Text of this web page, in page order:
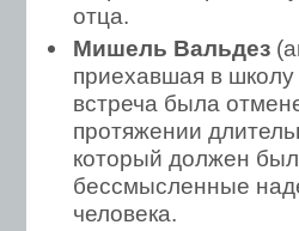
отца.
Мишель Вальдез
приехавшая в школу
встреча была
протяжении
который должен
бессмысленные
человека.